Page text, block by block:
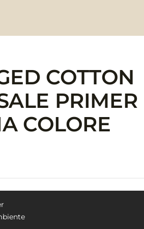
COTTON
PRIMER
COLORE